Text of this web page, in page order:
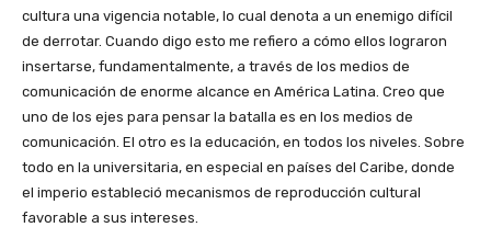
cultura una vigencia notable, lo cual denota a un enemigo difícil
de derrotar. Cuando digo esto me refiero a cómo ellos lograron
insertarse, fundamentalmente, a través de los medios de
comunicación de enorme alcance en América Latina. Creo que
uno de los ejes para pensar la batalla es en los medios de
comunicación. El otro es la educación, en todos los niveles. Sobre
todo en la universitaria, en especial en países del Caribe, donde
el imperio estableció mecanismos de reproducción cultural
favorable a sus intereses.